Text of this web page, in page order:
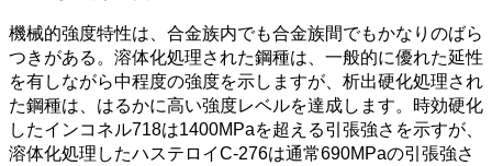
機械的強度特性は、合金族内でも合金族間でもかなりのばら
つきがある。溶体化処理された鋼種は、一般的に優れた延性
を有しながら中程度の強度を示しますが、析出硬化処理され
た鋼種は、はるかに高い強度レベルを達成します。時効硬化
したインコネル718は1400MPaを超える引張強さを示すが、
溶体化処理したハステロイC-276は通常690MPaの引張強さ